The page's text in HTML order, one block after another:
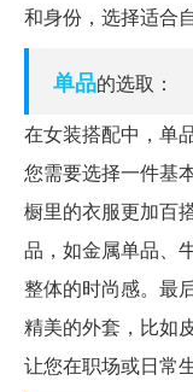
和身份，选择适合
单品的选取：
在女装搭配中，单
您需要选择一件基
橱里的衣服更加百
品，如金属单品、
整体的时尚感。最
精美的外套，比如
让您在职场或日常